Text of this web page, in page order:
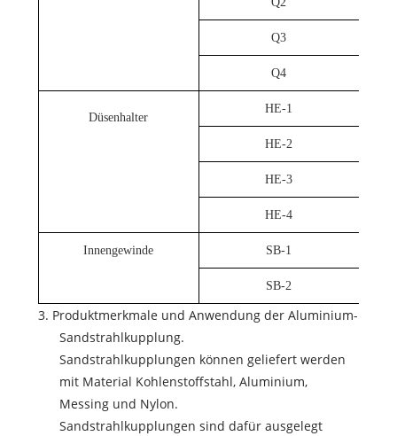
Q3
Q4
Düsenhalter
HE-1
HE-2
HE-3
HE-4
Innengewinde SB-1
SB-2
3. Produktmerkmale und Anwendung der Aluminium-
Sandstrahlkupplung.
Sandstrahlkupplungen können geliefert werden
mit Material Kohlenstoffstahl, Aluminium,
Messing und Nylon.
Sandstrahlkupplungen sind dafür ausgelegt